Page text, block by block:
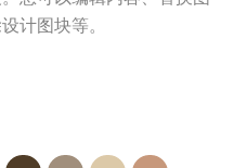
计图块等。